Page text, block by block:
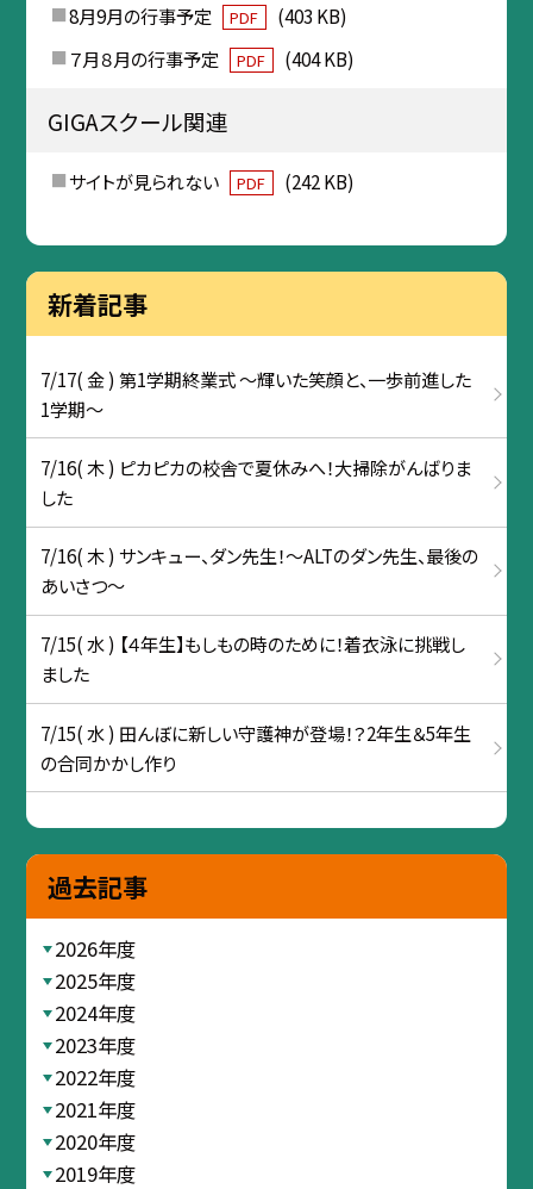
8月9月の行事予定 PDF
(403 KB)
７月８月の行事予定
PDF (404 KB)
GIGAスクール関連
サイトが見られない PDF (242 KB)
新着記事
7/17( 金 ) 第1学期終業式 ～輝いた笑顔と、一歩前進した
1学期～
7/16( 木 ) ピカピカの校舎で夏休みへ！大掃除がんばりま
した
7/16( 木 ) サンキュー、ダン先生！〜ALTのダン先生、最後の
あいさつ〜
7/15( 水 ) 【４年生】もしもの時のために！着衣泳に挑戦し
ました
7/15( 水 ) 田んぼに新しい守護神が登場！？2年生＆5年生
の合同かかし作り
過去記事
2026年度
2025年度
2024年度
2023年度
2022年度
2021年度
2020年度
2019年度